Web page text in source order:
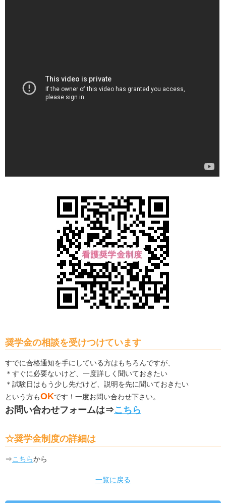
奨学金の相談を受けつけています
すでに合格通知を手にしている方はもちろんですが、
＊すぐに必要ないけど、一度詳しく聞いておきたい
＊試験日はもう少し先だけど、説明を先に聞いておきたい
という方もOKです！一度お問い合わせ下さい。
お問い合わせフォームは⇒こちら
☆奨学金制度の詳細は
⇒こちらから
一覧に戻る